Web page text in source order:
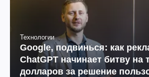
Технологии
Google, подвинься: как
ChatGPT начинает битву на
долларов за решение